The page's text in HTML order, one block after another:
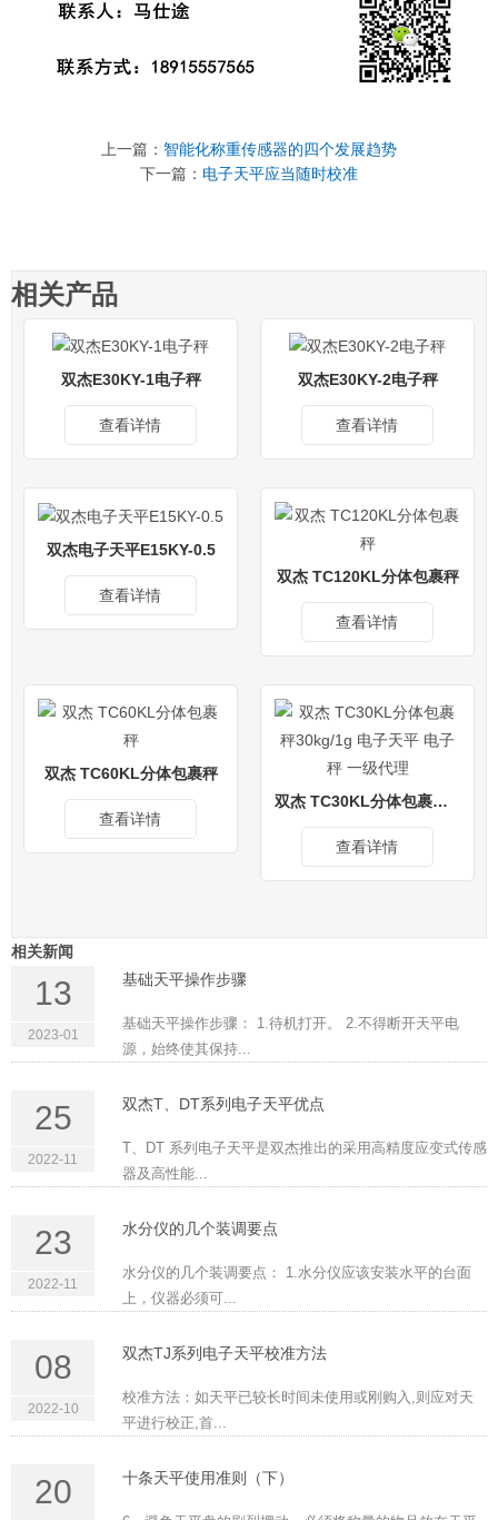
上一篇： 智能化称重传感器的四个发展趋势
下一篇： 电子天平应当随时校准
相关产品
双杰E30KY-1电子秤
查看详情
双杰E30KY-2电子秤
查看详情
双杰电子天平E15KY-0.5
查看详情
双杰 TC120KL分体包裹秤
查看详情
双杰 TC60KL分体包裹秤
查看详情
双杰 TC30KL分体包裹秤30kg/1g 电子天平 电子秤 一级代理
查看详情
相关新闻
13
2023-01
基础天平操作步骤
基础天平操作步骤： 1.待机打开。 2.不得断开天平电
源，始终使其保持...
25
2022-11
双杰T、DT系列电子天平优点
T、DT 系列电子天平是双杰推出的采用高精度应变式传感
器及高性能...
23
2022-11
水分仪的几个装调要点
水分仪的几个装调要点： 1.水分仪应该安装水平的台面
上，仪器必须可...
08
2022-10
双杰TJ系列电子天平校准方法
校准方法：如天平已较长时间未使用或刚购入,则应对天
平进行校正,首...
20 十条天平使用准则（下）